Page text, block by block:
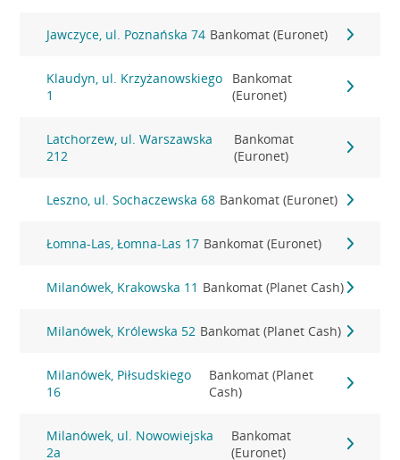
Jawczyce, ul. Poznańska 74 Bankomat (Euronet)
Klaudyn, ul. Krzyżanowskiego
1
Bankomat
(Euronet)
Latchorzew, ul. Warszawska
212
Bankomat
(Euronet)
Leszno, ul. Sochaczewska 68 Bankomat (Euronet)
Łomna-Las, Łomna-Las 17 Bankomat (Euronet)
Milanówek, Krakowska 11 Bankomat (Planet Cash)
Milanówek, Królewska 52 Bankomat (Planet Cash)
Milanówek, Piłsudskiego
16
Bankomat (Planet
Cash)
Milanówek, ul. Nowowiejska
2a
Bankomat
(Euronet)